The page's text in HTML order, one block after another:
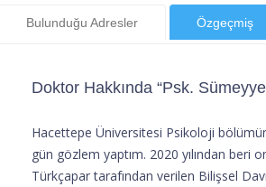
Bulunduğu Adresler Özgeçmiş
Doktor Hakkında “Psk.
Hacettepe Üniversitesi Psikoloji
gün gözlem yaptım. 2020 yılından
Türkçapar tarafından verilen Bilişsel